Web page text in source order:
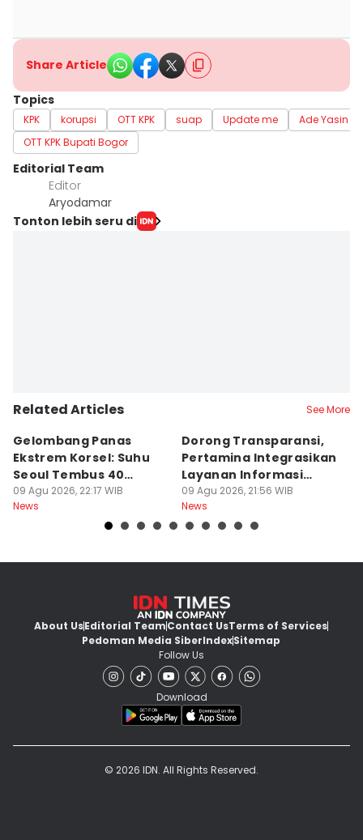
Share Article
Topics
KPK korupsi OTT KPK suap Update me
Ade Yasin
OTT KPK Bupati Bogor
Editorial Team
Editor
Aryodamar
Tonton lebih seru di
Related Articles See More
Gelombang Panas
Ekstrem Korsel: Suhu
Seoul Tembus 40
Derajat Celcius
09 Agu 2026, 22:17 WIB
News
Dorong Transparansi,
Pertamina Integrasikan
Layanan Informasi
Publik
09 Agu 2026, 21:56 WIB
News
About UsEditorial TeamContact UsTerms of Services
Pedoman Media SiberIndexSitemap
Follow Us
Download
© 2026 IDN. All Rights Reserved.